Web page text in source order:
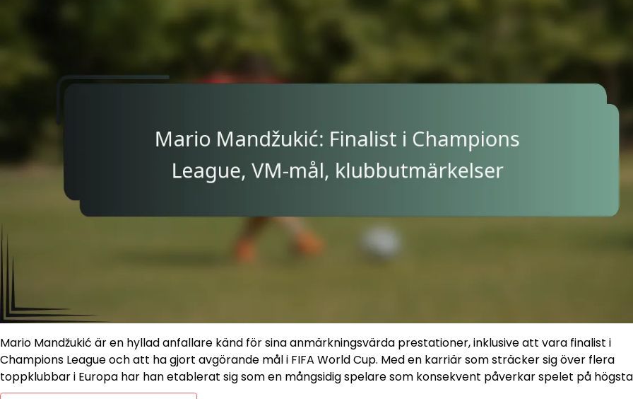
Mario Mandžukić är en hyllad anfallare känd för sina anmärkningsvärda prestationer, inklusive att vara finalist i
Champions League och att ha gjort avgörande mål i FIFA World Cup. Med en karriär som sträcker sig över flera
toppklubbar i Europa har han etablerat sig som en mångsidig spelare som konsekvent påverkar spelet på